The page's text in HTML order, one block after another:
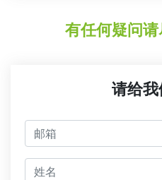
有任何疑问
请给
邮箱
jmeno